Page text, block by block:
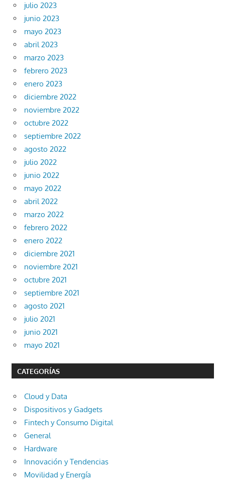
julio 2023
junio 2023
mayo 2023
abril 2023
marzo 2023
febrero 2023
enero 2023
diciembre 2022
noviembre 2022
octubre 2022
septiembre 2022
agosto 2022
julio 2022
junio 2022
mayo 2022
abril 2022
marzo 2022
febrero 2022
enero 2022
diciembre 2021
noviembre 2021
octubre 2021
septiembre 2021
agosto 2021
julio 2021
junio 2021
mayo 2021
CATEGORÍAS
Cloud y Data
Dispositivos y Gadgets
Fintech y Consumo Digital
General
Hardware
Innovación y Tendencias
Movilidad y Energía